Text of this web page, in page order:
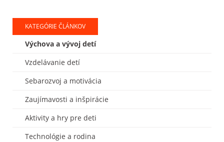
KATEGÓRIE ČLÁNKOV
Výchova a vývoj detí
Vzdelávanie detí
Sebarozvoj a motivácia
Zaujímavosti a inšpirácie
Aktivity a hry pre deti
Technológie a rodina